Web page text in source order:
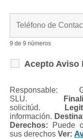
9 de 9 números
Acepto Aviso
Responsable:
SLU.
solicitúd.
información.
Derechos: Puede
sus derechos Ver: